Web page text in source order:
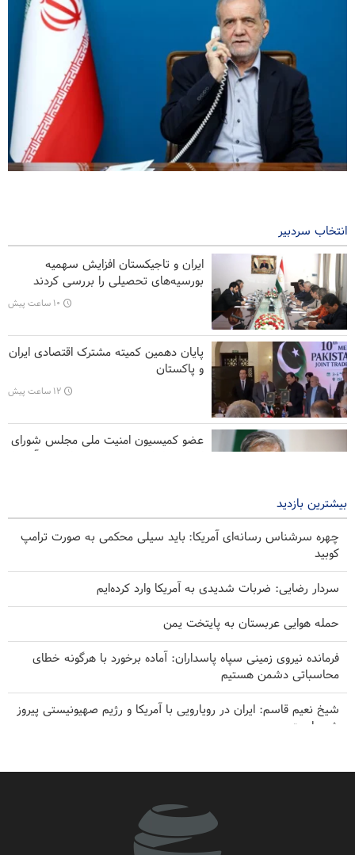
عصبانیت ترامپ از پیروزی نامزد حامی فلسطین در میشیگان
هشدار شدیداللحن صنعا به ریاض
لغو برخی تحریم های مرتبط با ایران از سوی آمریکا
تحلیل | همکاری‌های تسلیحاتی جدید امارات و رژیم صهیونیستی
انتخاب سردبیر
ایران و تاجیکستان افزایش سهمیه
بورسیه‌های تحصیلی را بررسی کردند
۱۰ ساعت پیش
پایان دهمین کمیته مشترک اقتصادی ایران
و پاکستان
۱۲ ساعت پیش
عضو کمیسیون امنیت ملی مجلس شورای
بیشترین بازدید
چهره سرشناس رسانه‌ای آمریکا: باید سیلی محکمی به صورت ترامپ
کوبید
سردار رضایی: ضربات شدیدی به آمریکا وارد کرده‌ایم
حمله هوایی عربستان به پایتخت یمن
فرمانده نیروی زمینی سپاه پاسداران: آماده برخورد با هرگونه خطای
محاسباتی دشمن هستیم
شیخ نعیم قاسم: ایران در رویارویی با آمریکا و رژیم صهیونیستی پیروز
شده است
هدف قرار گرفتن یک نفتکش سعودی توسط ارتش یمن